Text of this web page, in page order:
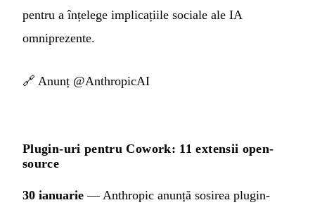
pentru a înțelege implicațiile sociale ale IA
omniprezente.
🔗 Anunț @AnthropicAI
Plugin-uri pentru Cowork: 11 extensii open-
source
30 ianuarie — Anthropic anunță sosirea plugin-